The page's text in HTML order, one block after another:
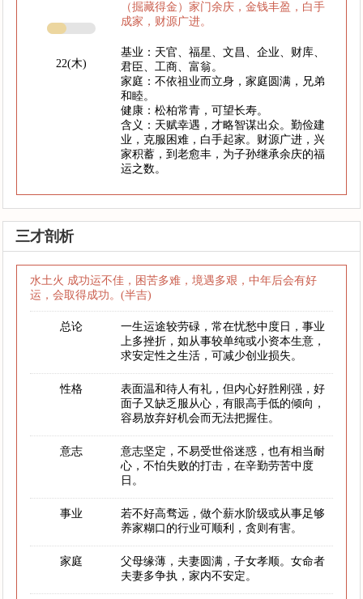
22(木)
（掘藏得金）家门余庆，金钱丰盈，白手
成家，财源广进。
基业：天官、福星、文昌、企业、财库、
君臣、工商、富翁。
家庭：不依祖业而立身，家庭圆满，兄弟
和睦。
健康：松柏常青，可望长寿。
含义：天赋幸遇，才略智谋出众。勤俭建
业，克服困难，白手起家。财源广进，兴
家积蓄，到老愈丰，为子孙继承余庆的福
运之数。
三才剖析
水土火 成功运不佳，困苦多难，境遇多艰，中年后会有好
运，会取得成功。(半吉)
总论
一生运途较劳碌，常在忧愁中度日，事业
上多挫折，如从事较单纯或小资本生意，
求安定性之生活，可减少创业损失。
性格
表面温和待人有礼，但内心好胜刚强，好
面子又缺乏服从心，有眼高手低的倾向，
容易放弃好机会而无法把握住。
意志
意志坚定，不易受世俗迷惑，也有相当耐
心，不怕失败的打击，在辛勤劳苦中度
日。
事业
若不好高骛远，做个薪水阶级或从事足够
养家糊口的行业可顺利，贪则有害。
家庭
父母缘薄，夫妻圆满，子女孝顺。女命者
夫妻多争执，家内不安定。